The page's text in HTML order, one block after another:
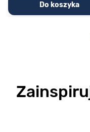
Do koszyka